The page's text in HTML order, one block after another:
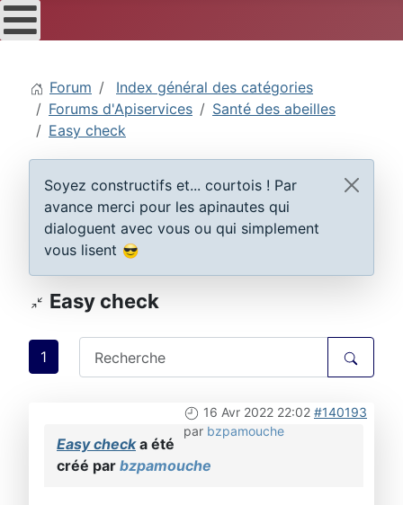
Forum
Index général des catégories
Forums d'Apiservices
Santé des abeilles
Easy check
Soyez constructifs et... courtois ! Par
avance merci pour les apinautes qui
dialoguent avec vous ou qui simplement
vous lisent
Easy check
1
16 Avr 2022 22:02 #140193
par bzpamouche
Easy checka été
créé par bzpamouche